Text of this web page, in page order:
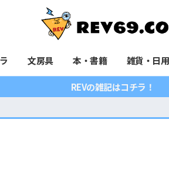
文房具 本・書籍 雑貨・日
REVの雑記はコチラ！